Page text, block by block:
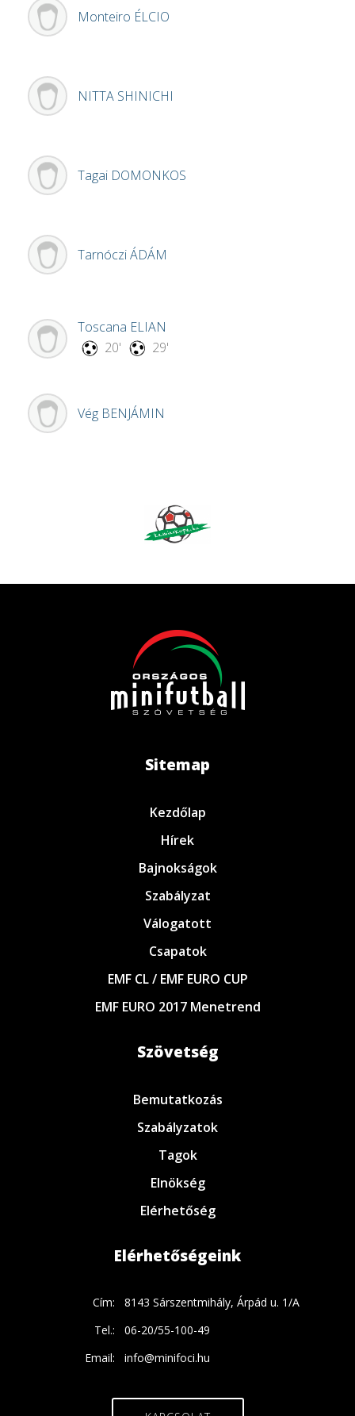
Monteiro ÉLCIO
NITTA SHINICHI
Tagai DOMONKOS
TarnócziÁDÁM
Toscana ELIAN
20'
29'
Vég BENJÁMIN
Sitemap
Kezdőlap
Hírek
Bajnokságok
Szabályzat
Válogatott
Csapatok
EMF CL / EMF EURO CUP
EMF EURO 2017 Menetrend
Szövetség
Bemutatkozás
Szabályzatok
Tagok
Elnökség
Elérhetőség
Elérhetőségeink
Cím:
8143 Sárszentmihály, Árpád u. 1/A
Tel.:
06-20/55-100-49
Email:
info@minifoci.hu